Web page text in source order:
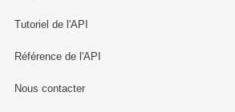
Tutoriel de l'API
Référence de l'API
Nous contacter